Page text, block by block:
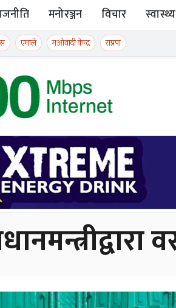
मनोरञ्जन विचार स्वास्थ्य
एमाले मओवादी केन्द्र राप्रपा